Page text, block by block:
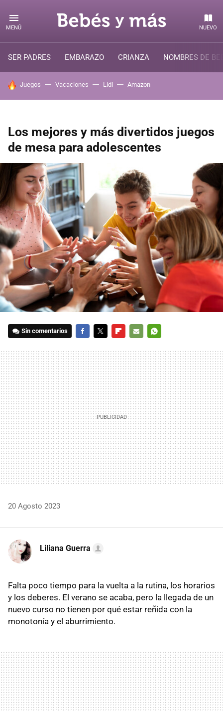
MENÚ NUEVO
SER PADRES EMBARAZO CRIANZA NOMBRES DE
HOY SE HABLA DE
Juegos Vacaciones Lidl Amazon
Los mejores y más divertidos juegos
de mesa para adolescentes
Sin comentarios
MAIL
20 Agosto 2023
Liliana Guerra
Falta poco tiempo para la vuelta a la rutina, los horarios
y los deberes. El verano se acaba, pero la llegada de un
nuevo curso no tienen por qué estar reñida con la
monotonía y el aburrimiento.